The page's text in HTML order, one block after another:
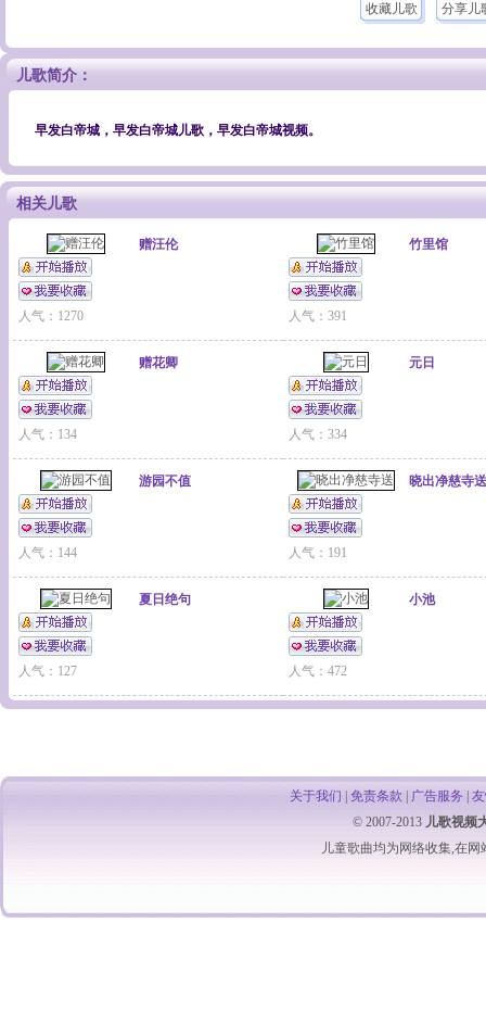
收藏儿歌 分享儿
儿歌简介：
早发白帝城，早发白帝城儿歌，早发白帝城视频。
相关儿歌
赠汪伦
人气：1270
竹里馆
人气：391
赠花卿
人气：134
元日
人气：334
游园不值
人气：144
晓出净慈寺送
人气：191
夏日绝句
人气：127
小池
人气：472
关于我们 免责条款 广告服务
© 2007-2013 儿歌视频
儿童歌曲均为网络收集,在网